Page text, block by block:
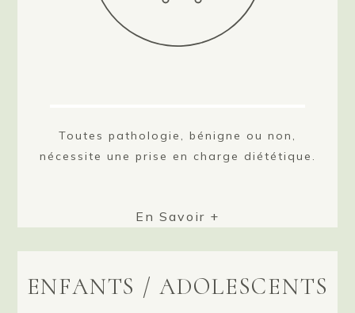
Toutes pathologie, bénigne ou non,
nécessite une prise en charge diététique.
En Savoir +
ENFANTS / ADOLESCENTS